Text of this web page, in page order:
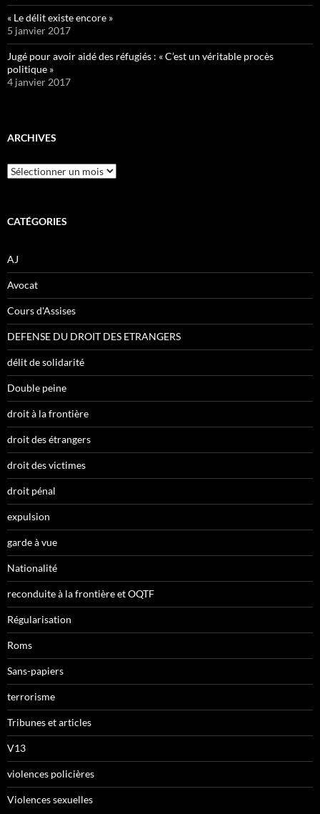
« Le délit existe encore »
5 janvier 2017
Jugé pour avoir aidé des réfugiés : « C’est un véritable procès
politique »
4 janvier 2017
ARCHIVES
Archives
CATÉGORIES
AJ
Avocat
Cours d'Assises
DEFENSE DU DROIT DES ETRANGERS
délit de solidarité
Double peine
droit à la frontière
droit des étrangers
droit des victimes
droit pénal
expulsion
garde à vue
Nationalité
reconduite à la frontière et OQTF
Régularisation
Roms
Sans-papiers
terrorisme
Tribunes et articles
V13
violences policières
Violences sexuelles